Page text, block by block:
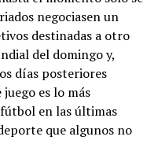
negociasen un
destinadas a otro
del domingo y,
días posteriores
es lo más
en las últimas
que algunos no